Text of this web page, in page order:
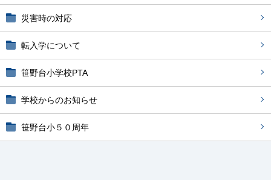
災害時の対応
転入学について
笹野台小学校PTA
学校からのお知らせ
笹野台小５０周年